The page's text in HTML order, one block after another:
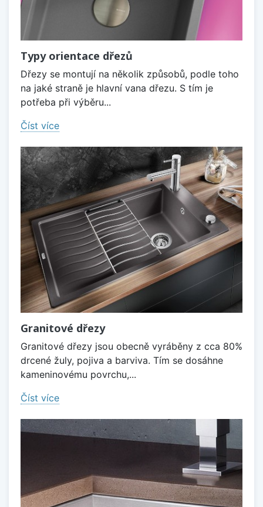
Typy orientace dřezů
Dřezy se montují na několik způsobů, podle toho
na jaké straně je hlavní vana dřezu. S tím je
potřeba při výběru...
Číst více
Granitové dřezy
Granitové dřezy jsou obecně vyráběny z cca 80%
drcené žuly, pojiva a barviva. Tím se dosáhne
kameninovému povrchu,...
Číst více